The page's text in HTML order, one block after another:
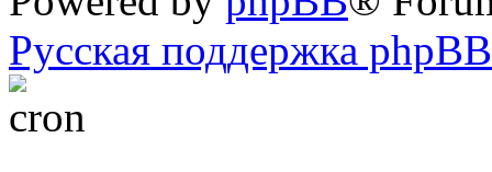
Русская поддержка phpBB